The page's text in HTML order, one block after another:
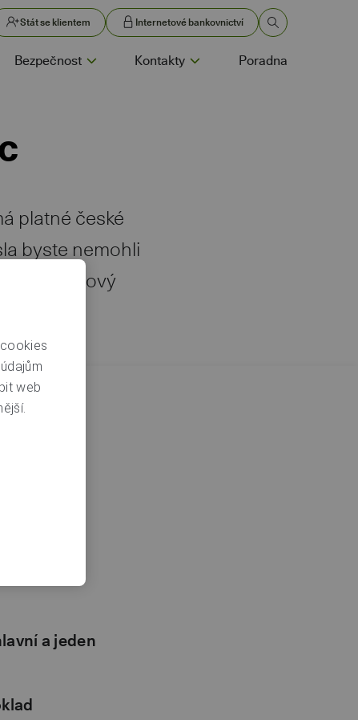
Stát se klientem Internetové bankovnictví
Bezpečnost Kontakty Poradna
platné české
byste nemohli
o nový
a účet
jsou
jsou pouze
bude
a jeden
web